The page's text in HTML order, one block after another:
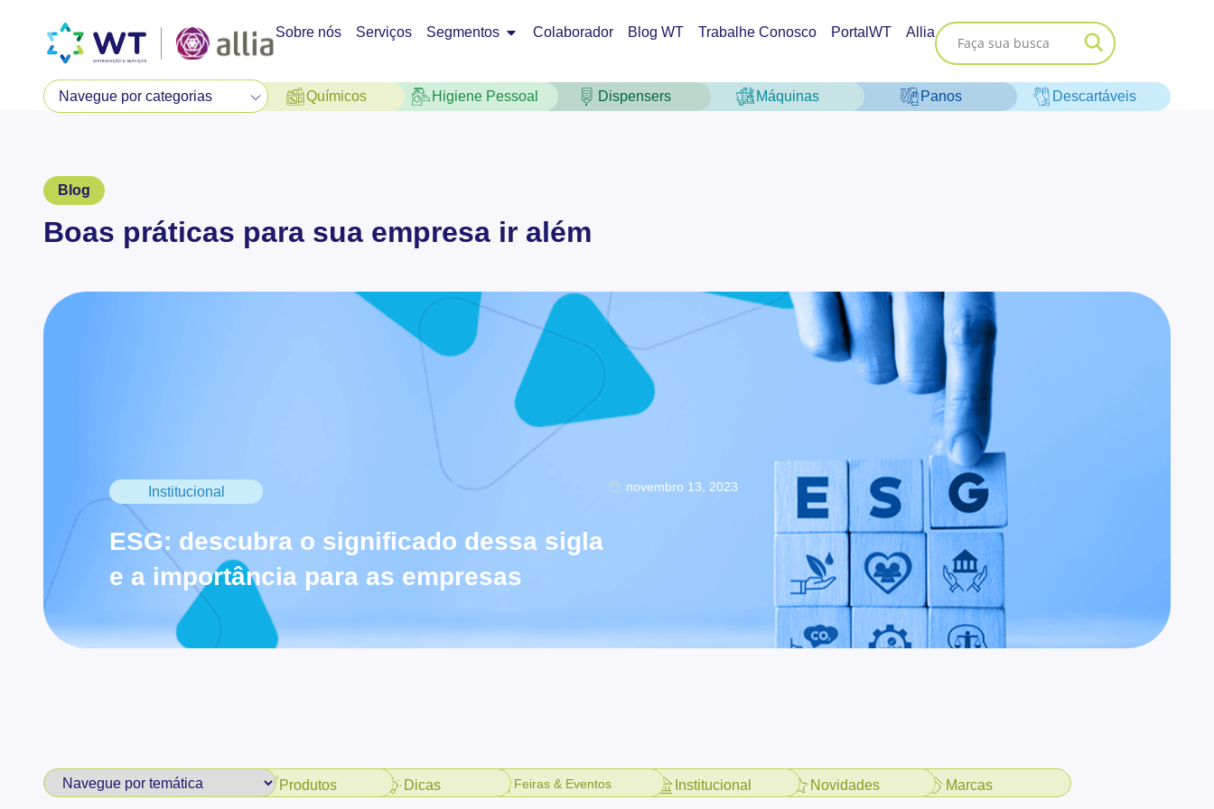
Sobre nós Serviços Segmentos Colaborador Blog WT Trabalhe Conosco PortalWT Allia
Químicos Higiene Pessoal Dispensers Máquinas Panos Descartáveis
Blog
Boas práticas para sua empresa ir além
Institucional
ESG: descubra o significado dessa sigla
e a importância para as empresas
novembro 13, 2023
Produtos Dicas Feiras & Eventos Institucional Novidades Marcas